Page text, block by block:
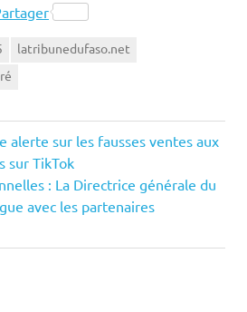
latribunedufaso.net
alerte sur les fausses ventes aux
sur TikTok
: La Directrice générale du
avec les partenaires